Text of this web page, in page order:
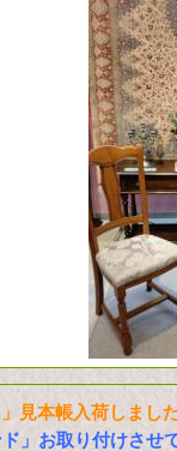
見本帳入荷しまし
ド」お取り付けさせ